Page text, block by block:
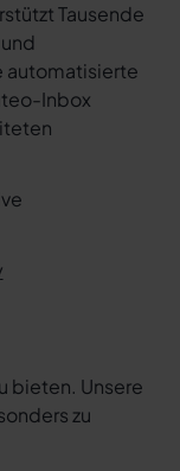
Tausende
automatisierte
Inbox
bieten. Unsere
zu